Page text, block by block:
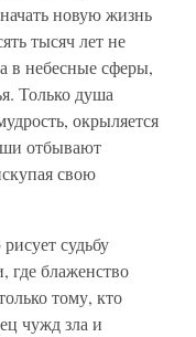
новую жизнь
тысяч лет не
в небесные сферы,
Только душа
окрыляется
отбывают
свою
судьбу
где блаженство
тому, кто
чужд зла и